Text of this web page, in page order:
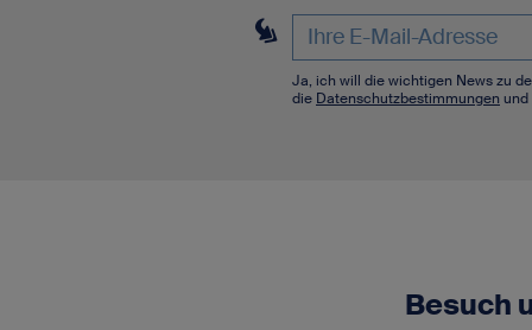
Ja, ich will die wichtigen News zu
die Datenschutzbestimmungen
Besuch